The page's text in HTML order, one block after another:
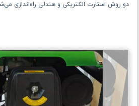
دو روش استارت الکتریکی و هندلی راه‌اندازی